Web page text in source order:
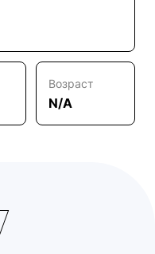
Возраст
N/A